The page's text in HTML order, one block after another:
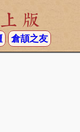
版
倉頡之友